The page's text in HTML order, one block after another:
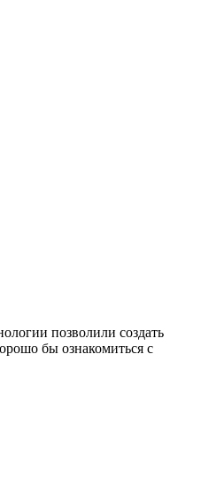
позволили создать
бы ознакомиться с